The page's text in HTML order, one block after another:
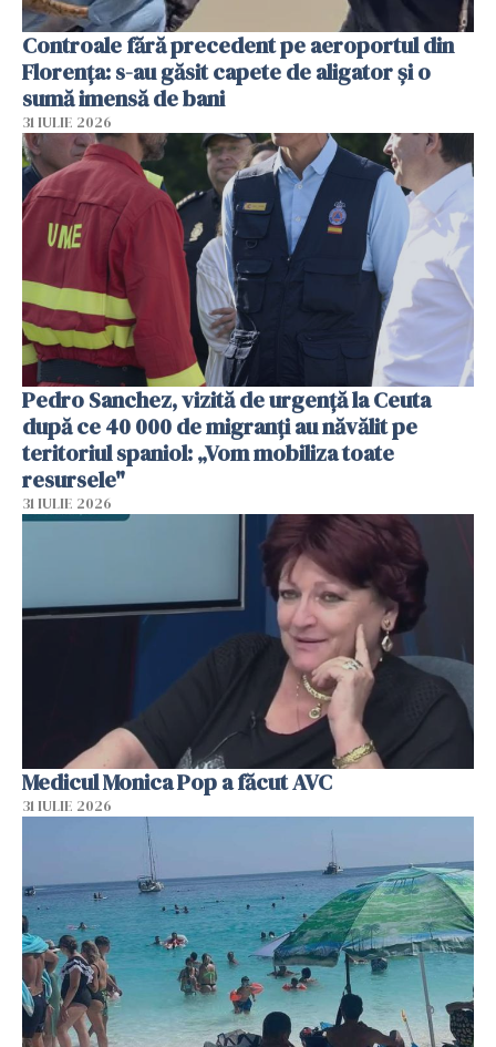
Controale fără precedent pe aeroportul din
Florența: s-au găsit capete de aligator și o
sumă imensă de bani
31 IULIE 2026
Pedro Sanchez, vizită de urgență la Ceuta
după ce 40 000 de migranți au năvălit pe
teritoriul spaniol: „Vom mobiliza toate
resursele"
31 IULIE 2026
Medicul Monica Pop a făcut AVC
31 IULIE 2026